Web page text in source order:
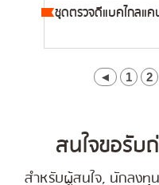
ชุดตรวจดีแบคไกลแค
◄ 1 2
สนใจขอรับ
สำหรับผู้สนใจ, นักลงทุ